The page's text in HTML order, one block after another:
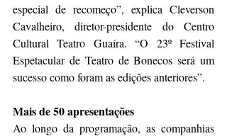
especial de recomeço”, explica Cleverson
Cavalheiro, diretor-presidente do Centro
Cultural Teatro Guaíra. “O 23º Festival
Espetacular de Teatro de Bonecos será um
sucesso como foram as edições anteriores”.
Mais de 50 apresentações
Ao longo da programação, as companhias